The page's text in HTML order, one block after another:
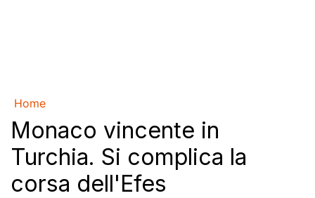
Home
Monaco vincente in
Turchia. Si complica la
corsa dell'Efes